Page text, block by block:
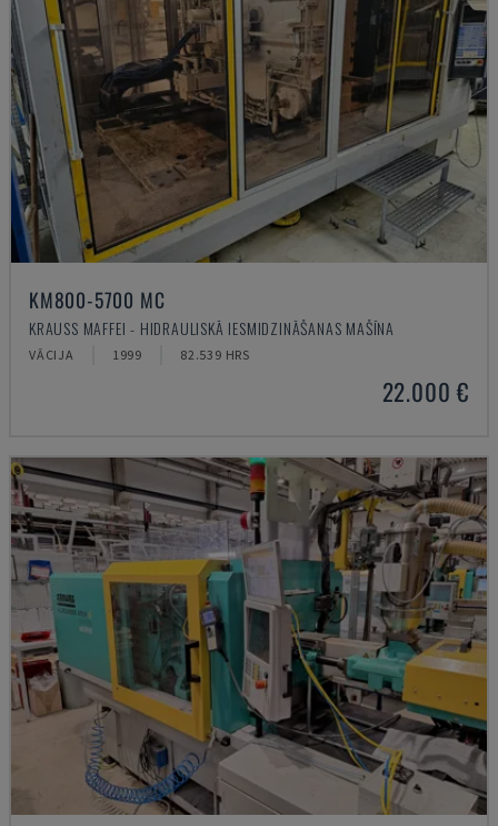
KM800-5700 MC
KRAUSS MAFFEI - HIDRAULISKĀ IESMIDZINĀŠANAS MAŠĪNA
VĀCIJA 1999 82.539 HRS
22.000 €